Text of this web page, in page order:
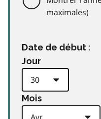
maximales)
Date de début :
Jour
Mois